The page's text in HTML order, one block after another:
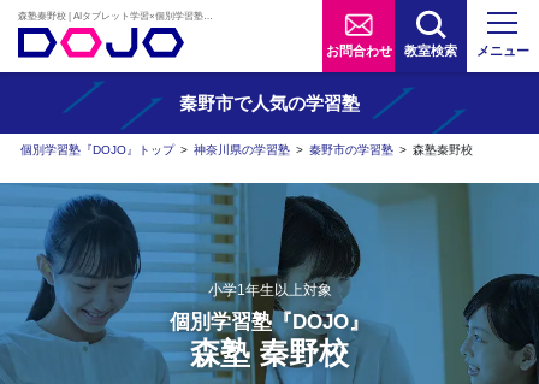
お問合わせ 教室検索 メニュー
秦野市で人気の学習塾
個別学習塾『DOJO』トップ > 神奈川県の学習塾 > 秦野市の学習塾 > 森塾秦野校
小学1年生以上対象
個別学習塾『DOJO』
森塾 秦野校